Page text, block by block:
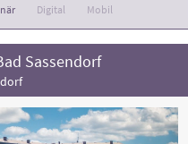
Digital Mobil
Sassendorf